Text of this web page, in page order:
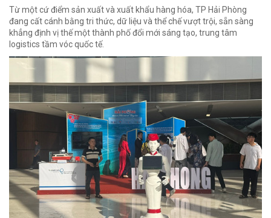
Từ một cứ điểm sản xuất và xuất khẩu hàng hóa, TP Hải Phòng
đang cất cánh bằng tri thức, dữ liệu và thể chế vượt trội, sẵn sàng
khẳng định vị thế một thành phố đổi mới sáng tạo, trung tâm
logistics tầm vóc quốc tế.